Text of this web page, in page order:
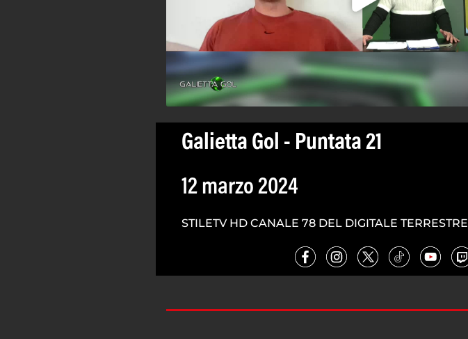
Galietta Gol - Puntata 21
12 marzo 2024
STILETV HD CANALE 78 DEL DIGITALE TERRESTRE